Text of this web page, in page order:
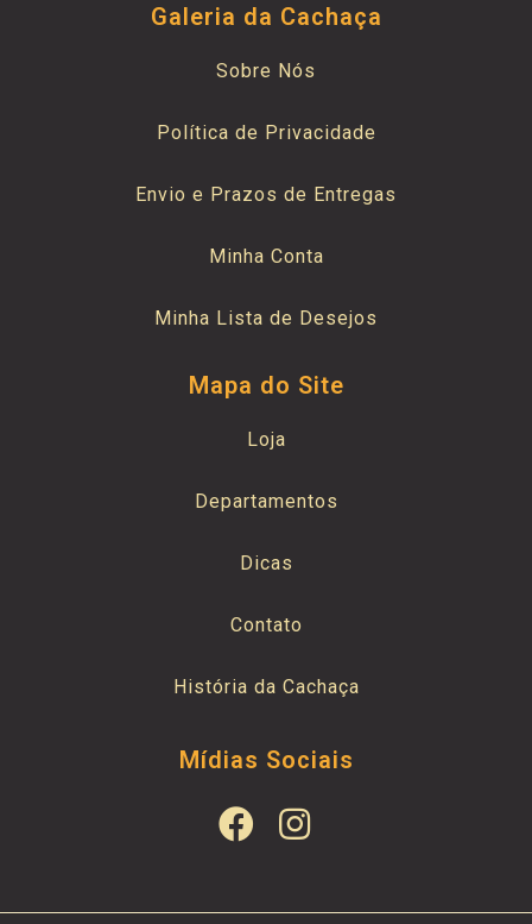
Galeria da Cachaça
Sobre Nós
Política de Privacidade
Envio e Prazos de Entregas
Minha Conta
Minha Lista de Desejos
Mapa do Site
Loja
Departamentos
Dicas
Contato
História da Cachaça
Mídias Sociais